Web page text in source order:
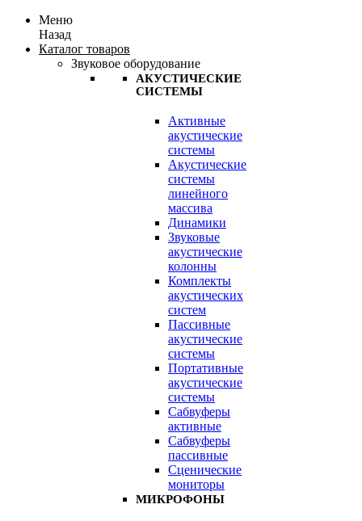
Меню
Назад
Каталог товаров
Звуковое оборудование
АКУСТИЧЕСКИЕ
СИСТЕМЫ
Активные
акустические
системы
Акустические
системы
линейного
массива
Динамики
Звуковые
акустические
колонны
Комплекты
акустических
систем
Пассивные
акустические
системы
Портативные
акустические
системы
Сабвуферы
активные
Сабвуферы
пассивные
Сценические
мониторы
МИКРОФОНЫ